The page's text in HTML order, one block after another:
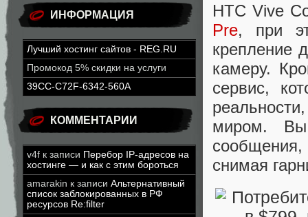
ИНФОРМАЦИЯ
Лучший хостинг сайтов - REG.RU
Промокод 5% скидки на услуги
39CC-C72F-6342-560A
КОММЕНТАРИИ
v4f к записи Перебор IP-адресов на
хостинге — и как с этим бороться
amarakin к записи Альтернативный
список заблокированных в РФ
ресурсов Re:filter
HTC Vive
Pre, при
крепление
камеру.
сервис,
миром. Вы
снимая